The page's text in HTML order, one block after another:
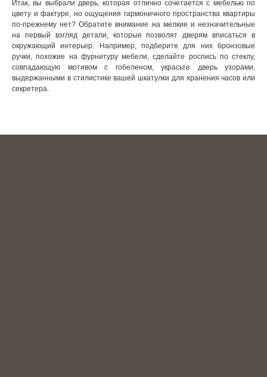
Итак, вы выбрали дверь, которая отлично сочетается с мебелью по
цвету и фактуре, но ощущения гармоничного пространства квартиры
по-прежнему нет? Обратите внимание на мелкие и незначительные
на первый взгляд детали, которые позволят дверям вписаться в
окружающий интерьер. Например, подберите для них бронзовые
ручки, похожие на фурнитуру мебели, сделайте роспись по стеклу,
совпадающую мотивом с гобеленом, украсьте дверь узорами,
выдержанными в стилистике вашей шкатулки для хранения часов или
секретера.